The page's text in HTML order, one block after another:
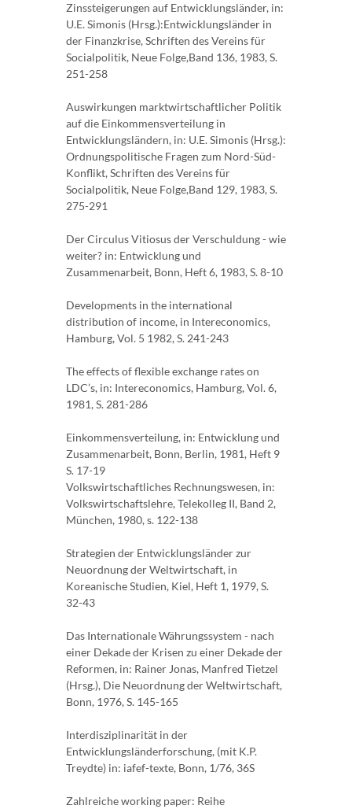
Zinssteigerungen auf Entwicklungsländer, in:
U.E. Simonis (Hrsg.):Entwicklungsländer in
der Finanzkrise, Schriften des Vereins für
Socialpolitik, Neue Folge,Band 136, 1983, S.
251-258
Auswirkungen marktwirtschaftlicher Politik
auf die Einkommensverteilung in
Entwicklungsländern, in: U.E. Simonis (Hrsg.):
Ordnungspolitische Fragen zum Nord-Süd-
Konflikt, Schriften des Vereins für
Socialpolitik, Neue Folge,Band 129, 1983, S.
275-291
Der Circulus Vitiosus der Verschuldung - wie
weiter? in: Entwicklung und
Zusammenarbeit, Bonn, Heft 6, 1983, S. 8-10
Developments in the international
distribution of income, in Intereconomics,
Hamburg, Vol. 5 1982, S. 241-243
The effects of flexible exchange rates on
LDC’s, in: Intereconomics, Hamburg, Vol. 6,
1981, S. 281-286
Einkommensverteilung, in: Entwicklung und
Zusammenarbeit, Bonn, Berlin, 1981, Heft 9
S. 17-19
Volkswirtschaftliches Rechnungswesen, in:
Volkswirtschaftslehre, Telekolleg II, Band 2,
München, 1980, s. 122-138
Strategien der Entwicklungsländer zur
Neuordnung der Weltwirtschaft, in
Koreanische Studien, Kiel, Heft 1, 1979, S.
32-43
Das Internationale Währungssystem - nach
einer Dekade der Krisen zu einer Dekade der
Reformen, in: Rainer Jonas, Manfred Tietzel
(Hrsg.), Die Neuordnung der Weltwirtschaft,
Bonn, 1976, S. 145-165
Interdisziplinarität in der
Entwicklungsländerforschung, (mit K.P.
Treydte) in: iafef-texte, Bonn, 1/76, 36S
Zahlreiche working paper: Reihe